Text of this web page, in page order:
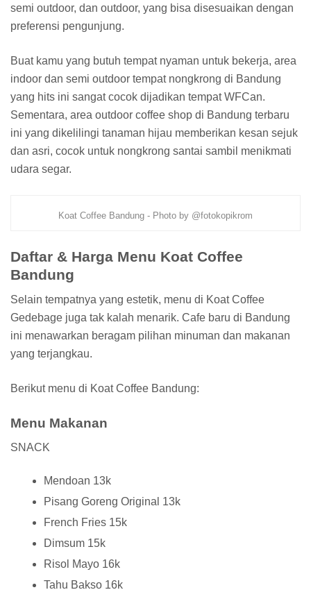
semi outdoor, dan outdoor, yang bisa disesuaikan dengan
preferensi pengunjung.
Buat kamu yang butuh tempat nyaman untuk bekerja, area
indoor dan semi outdoor tempat nongkrong di Bandung
yang hits ini sangat cocok dijadikan tempat WFCan.
Sementara, area outdoor coffee shop di Bandung terbaru
ini yang dikelilingi tanaman hijau memberikan kesan sejuk
dan asri, cocok untuk nongkrong santai sambil menikmati
udara segar.
Koat Coffee Bandung - Photo by @fotokopikrom
Daftar & Harga Menu Koat Coffee
Bandung
Selain tempatnya yang estetik, menu di Koat Coffee
Gedebage juga tak kalah menarik. Cafe baru di Bandung
ini menawarkan beragam pilihan minuman dan makanan
yang terjangkau.
Berikut menu di Koat Coffee Bandung:
Menu Makanan
SNACK
Mendoan 13k
Pisang Goreng Original 13k
French Fries 15k
Dimsum 15k
Risol Mayo 16k
Tahu Bakso 16k